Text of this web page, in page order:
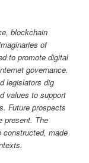
blockchain
of
to promote digital
governance.
legislators dig
values to support
Future prospects
present. The
constructed, made